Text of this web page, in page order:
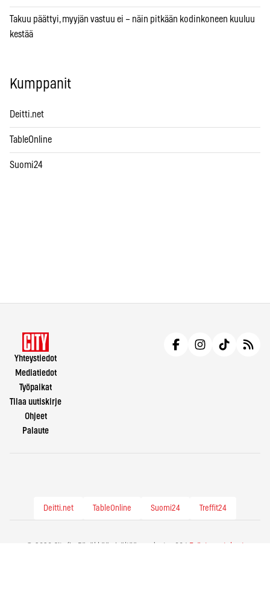
Takuu päättyi, myyjän vastuu ei – näin pitkään kodinkoneen kuuluu
kestää
Kumppanit
Deitti.net
TableOnline
Suomi24
Yhteystiedot
Mediatiedot
Työpaikat
Tilaa uutiskirje
Ohjeet
Palaute
Deitti.net TableOnline Suomi24 Treffit24